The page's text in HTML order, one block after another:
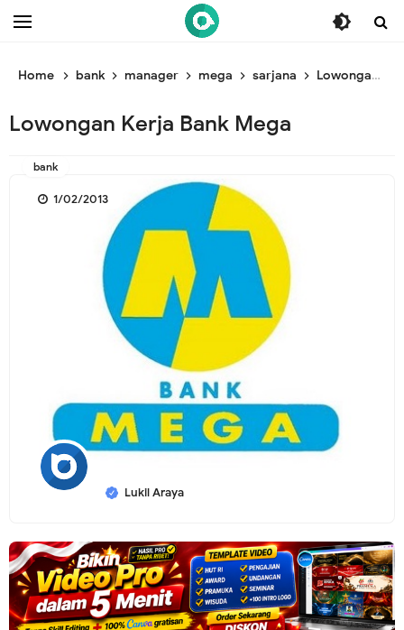
/* ganti br end */
Home bank manager mega sarjana Lowongan Kerja Bank Mega
Lowongan Kerja Bank Mega
bank
Lukil Araya
1/02/2013